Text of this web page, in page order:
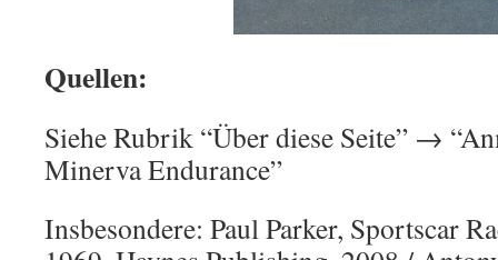
Quellen:
Siehe Rubrik “Über diese Seite” →
Minerva Endurance”
Insbesondere: Paul Parker, Sportscar